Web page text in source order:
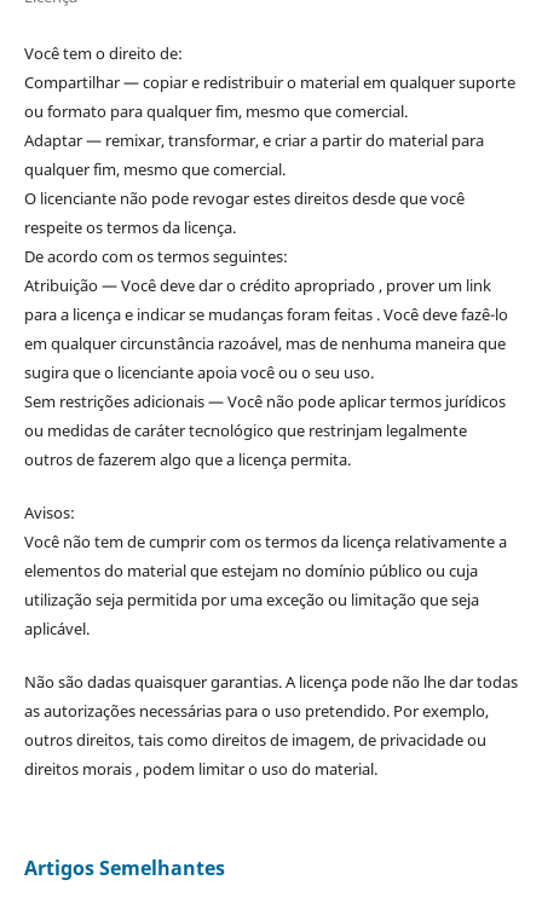
Você tem o direito de:
Compartilhar — copiar e redistribuir o material em qualquer suporte
ou formato para qualquer fim, mesmo que comercial.
Adaptar — remixar, transformar, e criar a partir do material para
qualquer fim, mesmo que comercial.
O licenciante não pode revogar estes direitos desde que você
respeite os termos da licença.
De acordo com os termos seguintes:
Atribuição — Você deve dar o crédito apropriado , prover um link
para a licença e indicar se mudanças foram feitas . Você deve fazê-lo
em qualquer circunstância razoável, mas de nenhuma maneira que
sugira que o licenciante apoia você ou o seu uso.
Sem restrições adicionais — Você não pode aplicar termos jurídicos
ou medidas de caráter tecnológico que restrinjam legalmente
outros de fazerem algo que a licença permita.
Avisos:
Você não tem de cumprir com os termos da licença relativamente a
elementos do material que estejam no domínio público ou cuja
utilização seja permitida por uma exceção ou limitação que seja
aplicável.
Não são dadas quaisquer garantias. A licença pode não lhe dar todas
as autorizações necessárias para o uso pretendido. Por exemplo,
outros direitos, tais como direitos de imagem, de privacidade ou
direitos morais , podem limitar o uso do material.
Artigos Semelhantes